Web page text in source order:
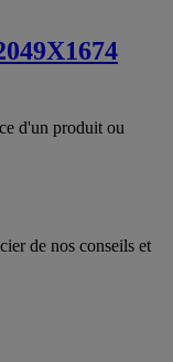
d'un produit ou
de nos conseils et